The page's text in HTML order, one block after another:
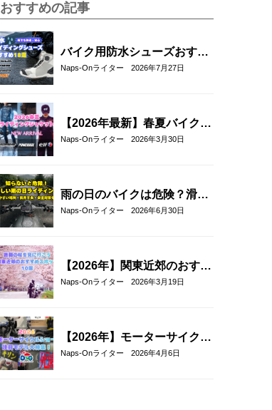
おすすめの記事
バイク用防水シューズおすす
め18選！雨の日も快適なライ
Naps-Onライター 2026年7月27日
【2026年最新】春夏バイクジ
ャケットおすすめ33選！｜タ
Naps-Onライター 2026年3月30日
雨の日のバイクは危険？滑り
やすい場所や安全に走るコツ
Naps-Onライター 2026年6月30日
【2026年】関東近郊のおすす
めお花見ツーリングスポット
Naps-Onライター 2026年3月19日
【2026年】モーターサイクル
ショー注目モデル総まとめ｜
Naps-Onライター 2026年4月6日